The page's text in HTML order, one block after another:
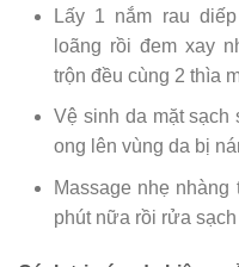
Lấy 1 nắm rau
loãng rồi đem xay
trộn đều cùng 2 thìa
Vệ sinh da mặt sạch
ong lên vùng da bị
Massage nhẹ
phút nữa rồi rửa